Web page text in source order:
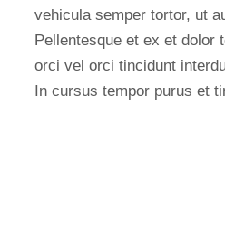
vehicula semper tortor, ut
Pellentesque et ex et dolor
orci vel orci tincidunt
In cursus tempor purus et